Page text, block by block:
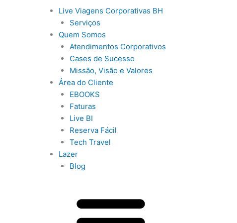
Live Viagens Corporativas BH
Serviços
Quem Somos
Atendimentos Corporativos
Cases de Sucesso
Missão, Visão e Valores
Área do Cliente
EBOOKS
Faturas
Live BI
Reserva Fácil
Tech Travel
Lazer
Blog